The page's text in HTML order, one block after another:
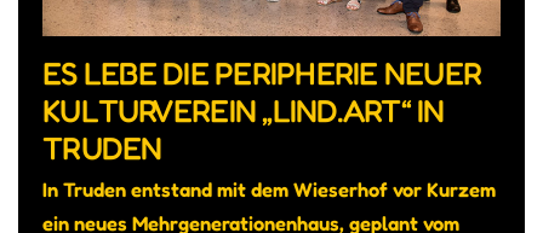
ES LEBE DIE PERIPHERIE NEUER
KULTURVEREIN „LIND.ART“ IN
TRUDEN
In Truden entstand mit dem Wieserhof vor Kurzem
ein neues Mehrgenerationenhaus, geplant vom